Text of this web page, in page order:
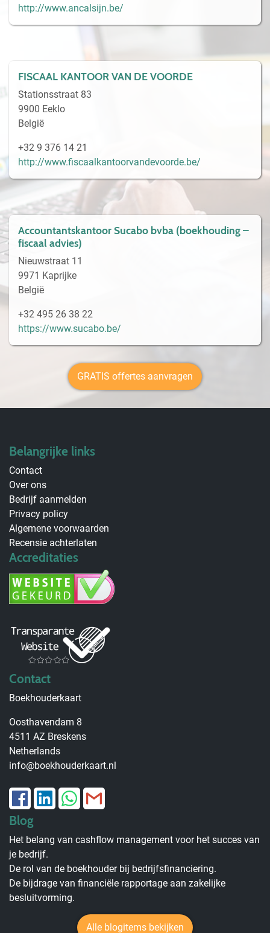
http://www.ancalsijn.be/
FISCAAL KANTOOR VAN DE VOORDE
Stationsstraat 83
9900 Eeklo
België
+32 9 376 14 21
http://www.fiscaalkantoorvandevoorde.be/
Accountantskantoor Sucabo bvba (boekhouding –
fiscaal advies)
Nieuwstraat 11
9971 Kaprijke
België
+32 495 26 38 22
https://www.sucabo.be/
GRATIS offertes aanvragen
Belangrijke links
Contact
Over ons
Bedrijf aanmelden
Privacy policy
Algemene voorwaarden
Recensie achterlaten
Accreditaties
Contact
Boekhouderkaart
Oosthavendam 8
4511 AZ Breskens
Netherlands
info@boekhouderkaart.nl
Blog
Het belang van cashflow management voor het succes van
je bedrijf.
De rol van de boekhouder bij bedrijfsfinanciering.
De bijdrage van financiële rapportage aan zakelijke
besluitvorming.
Alle blogitems bekijken